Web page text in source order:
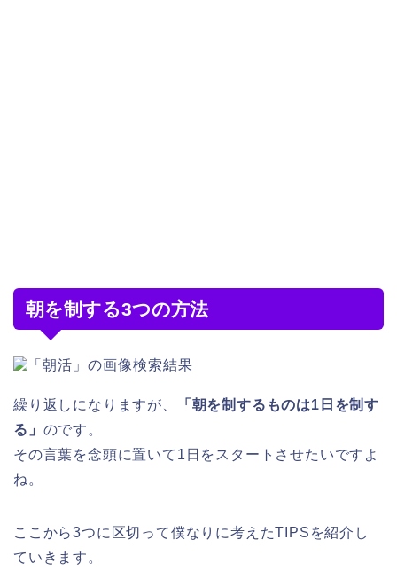
朝を制する3つの方法
繰り返しになりますが、
「朝を制するものは1日を制す
る」 のです。
その言葉を念頭に置いて1日をスタートさせたいですよ
ね。
ここから3つに区切って僕なりに考えたTIPSを紹介し
ていきます。